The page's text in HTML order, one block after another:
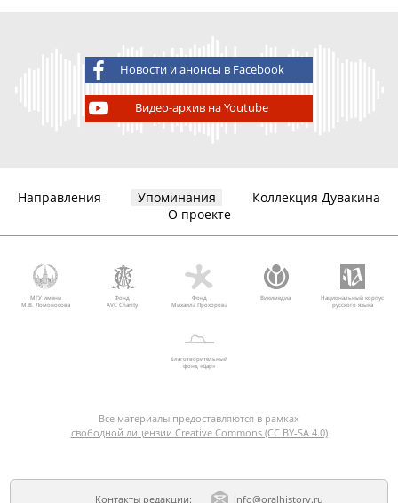
Новости и анонсы в Facebook
Видео-архив на Youtube
Направления Упоминания
Коллекция Дувакина
О проекте
МГУ имени
М.В. Ломоносова
Фонд
AVC Charity
Фонд
Михаила Прохорова
Викимедиа
Национальный корпус
русского языка
Благотворительный
фонд «Дар»
Все материалы предоставляются в рамках
свободной лицензии Creative Commons (CC BY-SA 4.0)
Контакты редакции: info@oralhistory.ru